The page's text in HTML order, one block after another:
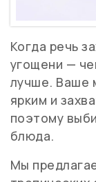
Когда речь
угощени —
лучше. Ваше
ярким и
поэтому
блюда.
Мы